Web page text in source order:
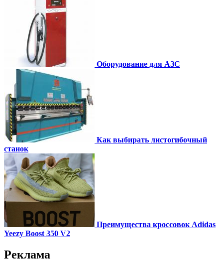
Оборудование для АЗС
Как выбирать листогибочный
станок
Преимущества кроссовок Adidas
Yeezy Boost 350 V2
Реклама